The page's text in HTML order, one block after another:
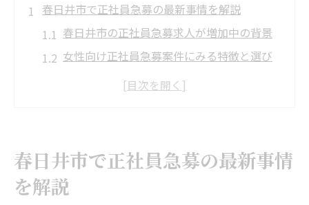
春日井市で正社員急募の最新事情を解説
春日井市の正社員急募求人が増加中の背景
女性向け正社員急募案件にみる特徴と選び
し
春日井市の正社員求人選びで重視すべき点
春日井市で正社員急募の最新事情
を解説